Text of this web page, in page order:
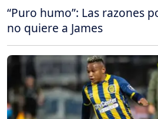
“Puro humo”: Las razones
no quiere a James